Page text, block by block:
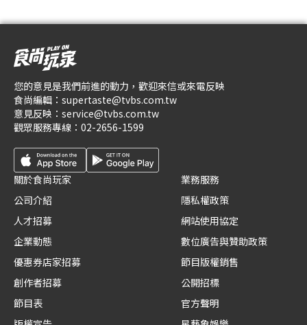
您的意見是我們前進的動力，歡迎來信或來電反映
食尚編輯： supertaste@tvbs.com.tw
意見反映： service@tvbs.com.tw
觀眾服務專線： 02-2656-1599
關於食尚玩家
公司介紹
人才招募
企業動態
優惠券店家招募
創作者招募
節目表
業務服務
隱私權政策
網站使用協定
數位廣告與贊助政策
節目版權銷售
公開招標
官方聲明